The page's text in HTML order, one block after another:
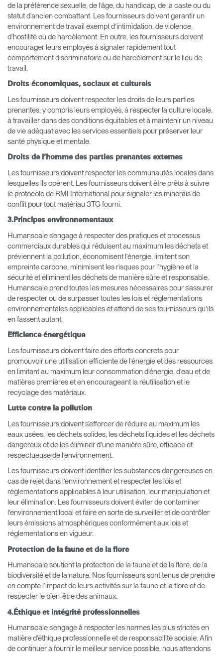
Sélectionnez votre pays
Valider
SIGN IN WITH SSO
Mot de passe oublié
Region
Créer un compte
S'INSCRIRE
référence ?
de la préférence sexuelle, de l’âge, du handicap, de la caste ou du
statut d’ancien combattant. Les fournisseurs doivent garantir un
environnement de travail exempt d’intimidation, de violence,
d’hostilité ou de harcèlement. En outre, les fournisseurs doivent
encourager leurs employés à signaler rapidement tout
comportement discriminatoire ou de harcèlement sur le lieu de
travail.
Droits économiques, sociaux et culturels
Les fournisseurs doivent respecter les droits de leurs parties
prenantes, y compris leurs employés, à respecter la culture locale,
à travailler dans des conditions équitables et à maintenir un niveau
de vie adéquat avec les services essentiels pour préserver leur
santé physique et mentale.
Droits de l’homme des parties prenantes externes
Les fournisseurs doivent respecter les communautés locales dans
lesquelles ils opèrent. Les fournisseurs doivent être prêts à suivre
le protocole de RMI International pour signaler les minerais de
conflit pour tout matériau 3TG fourni.
3.Principes environnementaux
Humanscale s’engage à respecter des pratiques et processus
commerciaux durables qui réduisent au maximum les déchets et
préviennent la pollution, économisent l’énergie, limitent son
empreinte carbone, minimisent les risques pour l’hygiène et la
sécurité et éliminent les déchets de manière sûre et responsable.
Humanscale prend toutes les mesures nécessaires pour s’assurer
de respecter ou de surpasser toutes les lois et réglementations
environnementales applicables et attend de ses fournisseurs qu’ils
en fassent autant.
Efficience énergétique
Les fournisseurs doivent faire des efforts concrets pour
promouvoir une utilisation efficiente de l’énergie et des ressources
en limitant au maximum leur consommation d’énergie, d’eau et de
matières premières et en encourageant la réutilisation et le
recyclage des matériaux.
Lutte contre la pollution
Les fournisseurs doivent s’efforcer de réduire au maximum les
eaux usées, les déchets solides, les déchets liquides et les déchets
dangereux et de les éliminer d’une manière sûre, efficace et
respectueuse de l’environnement.
Les fournisseurs doivent identifier les substances dangereuses en
cas de rejet dans l’environnement et respecter les lois et
réglementations applicables à leur utilisation, leur manipulation et
leur élimination. Les fournisseurs doivent éviter de contaminer
l’environnement local et faire en sorte de surveiller et de contrôler
leurs émissions atmosphériques conformément aux lois et
réglementations en vigueur.
Protection de la faune et de la flore
Humanscale soutient la protection de la faune et de la flore, de la
biodiversité et de la nature. Nos fournisseurs sont tenus de prendre
en compte l’impact de leurs activités sur la faune et la flore et de
respecter le bien-être des animaux.
4.Éthique et intégrité professionnelles
Humanscale s’engage à respecter les normes les plus strictes en
matière d’éthique professionnelle et de responsabilité sociale. Afin
de continuer à fournir le meilleur service possible, nous attendons